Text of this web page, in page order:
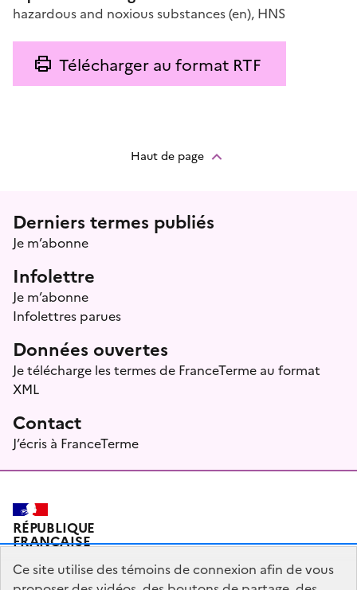
hazardous and noxious substances(en), HNS
Télécharger au format RTF
Haut de page
Menu prefooter
Derniers termes publiés
Je m’abonne
Infolettre
Je m’abonne
Infolettres parues
Données ouvertes
Je télécharge les termes de FranceTerme au format
XML
Contact
J’écris à FranceTerme
RÉPUBLIQUE
FRANÇAISE
Ce site utilise des témoins de connexion afin de vous